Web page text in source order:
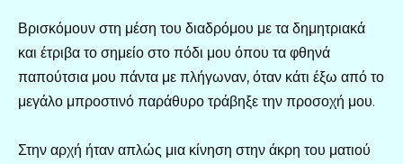
Βρισκόμουν στη μέση του διαδρόμου με τα δημητριακά
και έτριβα το σημείο στο πόδι μου όπου τα φθηνά
παπούτσια μου πάντα με πλήγωναν, όταν κάτι έξω από το
μεγάλο μπροστινό παράθυρο τράβηξε την προσοχή μου.
Στην αρχή ήταν απλώς μια κίνηση στην άκρη του ματιού